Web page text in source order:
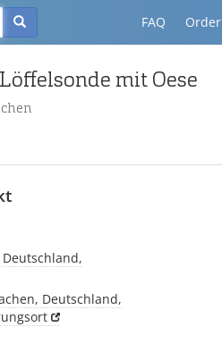
FAQ Order
mit Oese
Deutschland,